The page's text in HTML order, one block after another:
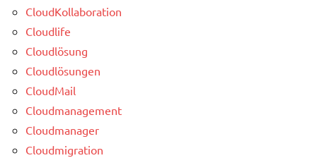
CloudKollaboration
Cloudlife
Cloudlösung
Cloudlösungen
CloudMail
Cloudmanagement
Cloudmanager
Cloudmigration